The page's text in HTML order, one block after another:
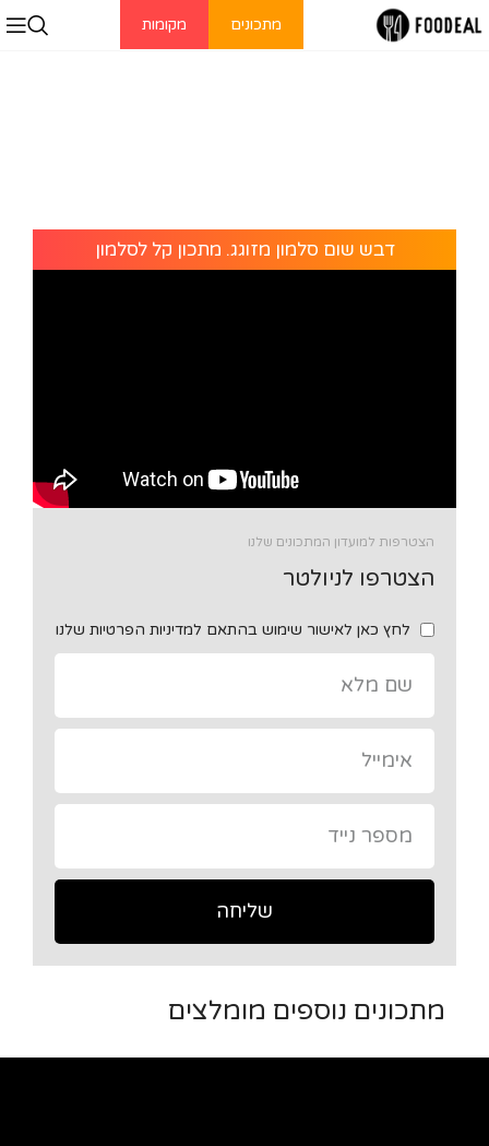
מתכונים מקומות
דבש שום סלמון מזוגג. מתכון קל לסלמון
הצטרפות למועדון המתכונים שלנו
הצטרפו לניולטר
לחץ כאן לאישור שימוש בהתאם למדיניות הפרטיות שלנו
שליחה
מתכונים נוספים מומלצים